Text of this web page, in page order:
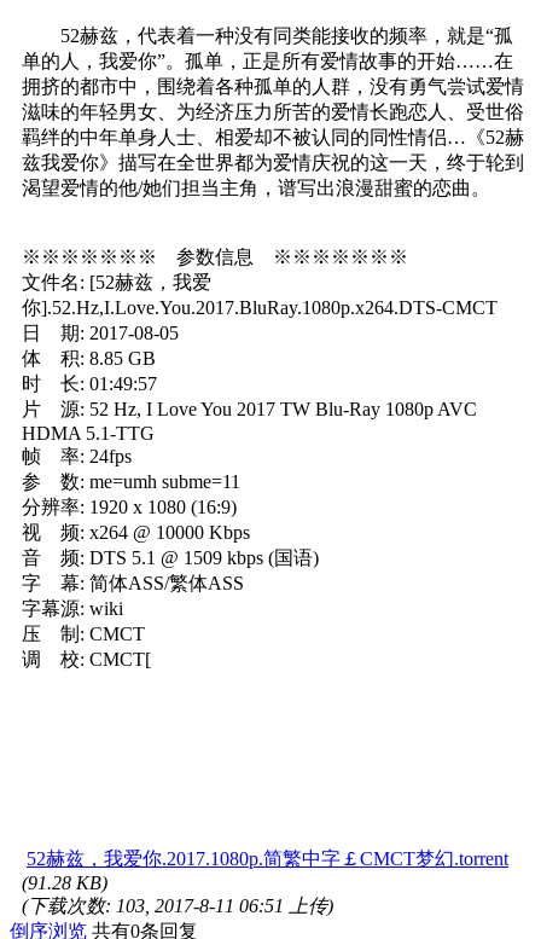
52赫兹，代表着一种没有同类能接收的频率，就是“孤
单的人，我爱你”。孤单，正是所有爱情故事的开始……在
拥挤的都市中，围绕着各种孤单的人群，没有勇气尝试爱情
滋味的年轻男女、为经济压力所苦的爱情长跑恋人、受世俗
羁绊的中年单身人士、相爱却不被认同的同性情侣…《52赫
兹我爱你》描写在全世界都为爱情庆祝的这一天，终于轮到
渴望爱情的他/她们担当主角，谱写出浪漫甜蜜的恋曲。
※※※※※※※ 参数信息 ※※※※※※※
文件名: [52赫兹，我爱
你].52.Hz,I.Love.You.2017.BluRay.1080p.x264.DTS-CMCT
日 期: 2017-08-05
体 积: 8.85 GB
时 长: 01:49:57
片 源: 52 Hz, I Love You 2017 TW Blu-Ray 1080p AVC
HDMA 5.1-TTG
帧 率: 24fps
参 数: me=umh subme=11
分辨率: 1920 x 1080 (16:9)
视 频: x264 @ 10000 Kbps
音 频: DTS 5.1 @ 1509 kbps (国语)
字 幕: 简体ASS/繁体ASS
字幕源: wiki
压 制: CMCT
调 校: CMCT[
52赫兹，我爱你.2017.1080p.简繁中字￡CMCT梦幻.torrent
(91.28 KB)
(下载次数: 103, 2017-8-11 06:51 上传)
倒序浏览 共有0条回复